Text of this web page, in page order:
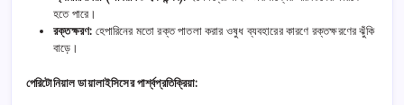
হতে পারে।
রক্তক্ষরণ: হেপারিনের মতো রক্ত পাতলা করার ওষুধ ব্যবহারের কারণে রক্তক্ষরণের ঝুঁকি
বাড়ে।
পেরিটোনিয়াল ডায়ালাইসিসের পার্শ্বপ্রতিক্রিয়া: